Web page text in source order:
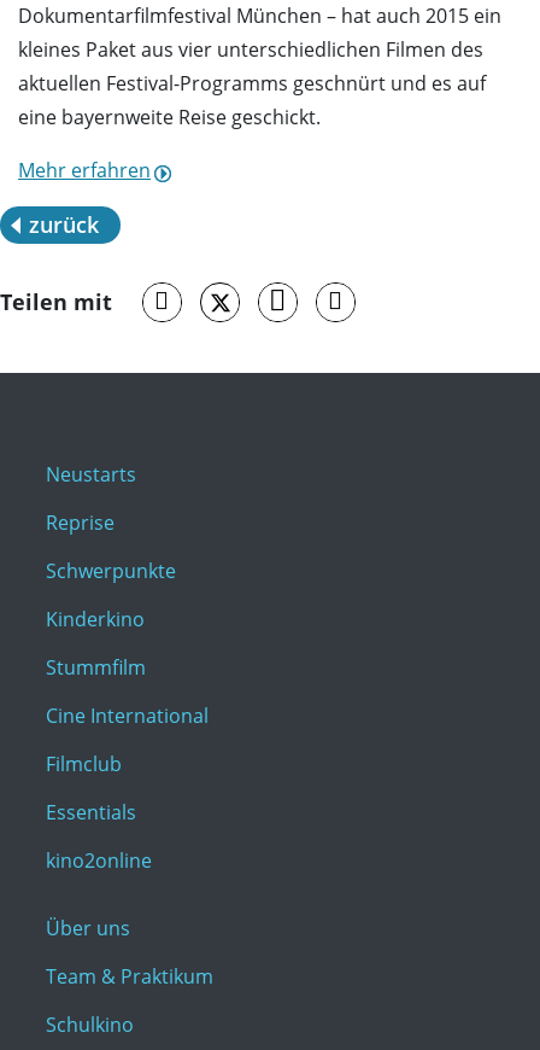
Dokumentarfilmfestival München – hat auch 2015 ein
kleines Paket aus vier unterschiedlichen Filmen des
aktuellen Festival-Programms geschnürt und es auf
eine bayernweite Reise geschickt.
Mehr erfahren
zurück
Teilen mit
Neustarts
Reprise
Schwerpunkte
Kinderkino
Stummfilm
Cine International
Filmclub
Essentials
kino2online
Über uns
Team & Praktikum
Schulkino